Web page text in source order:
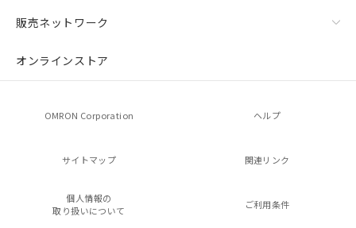
販売ネットワーク
オンラインストア
OMRON Corporation ヘルプ
サイトマップ 関連リンク
個人情報の
取り扱いについて
ご利用条件